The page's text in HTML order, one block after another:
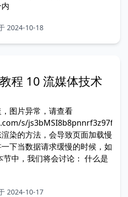
2024-10-18
程 10 流媒体技术
图片异常，请查看
s/js3bMSI8b8pnnrf3z97fBA
染的方法，会导致页面加载慢
下当数据请求缓慢的时候，如
中，我们将会讨论： 什么是
2024-10-17